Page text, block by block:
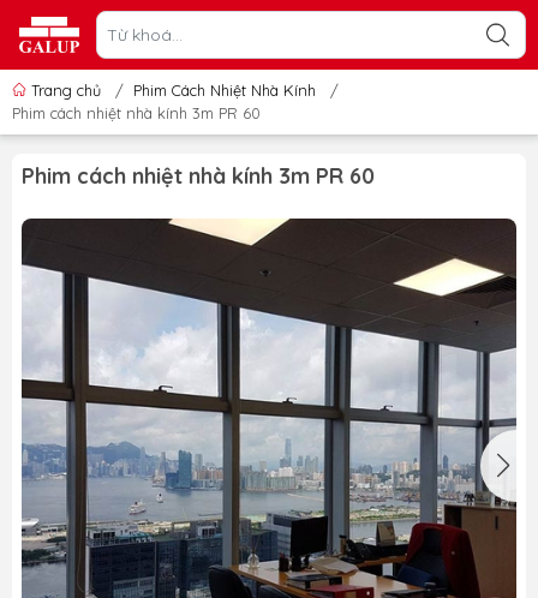
Trang chủ / Phim Cách Nhiệt Nhà Kính
/
Phim cách nhiệt nhà kính 3m PR 60
Phim cách nhiệt nhà kính 3m PR 60